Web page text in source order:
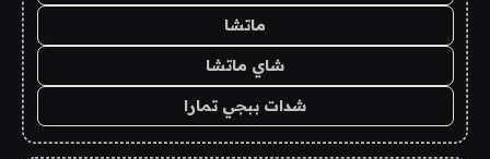
ماتشا
شاي ماتشا
شدات ببجي تمارا